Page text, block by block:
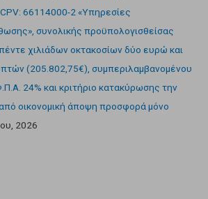
66114000-2 «Υπηρεσίες
συνολικής προϋπολογισθείσας
χιλιάδων οκτακοσίων δύο ευρώ και
(205.802,75€), συμπεριλαμβανομένου
24% και κριτήριο κατακύρωσης την
οικονομική άποψη προσφορά μόνο
2026